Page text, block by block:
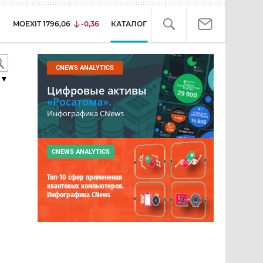
MOEXIT 1796,06 -0,36 КАТАЛОГ
CNEWS ANALYTICS
Цифровые активы
«Росатома».
Инфографика CNews
CNEWS ANALYTICS
Топ-10 сфер применения
квантовых компьютеров.
Инфографика CNews